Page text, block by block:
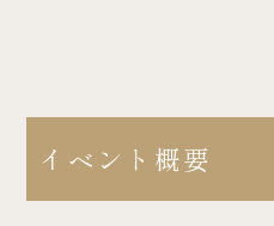
イベント概要